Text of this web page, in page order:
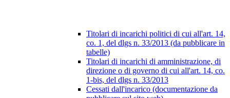
Titolari di incarichi politici di cui all'art. 14,
co. 1, del dlgs n. 33/2013 (da pubblicare in
tabelle)
Titolari di incarichi di amministrazione, di
direzione o di governo di cui all'art. 14, co.
1-bis, del dlgs n. 33/2013
Cessati dall'incarico (documentazione da